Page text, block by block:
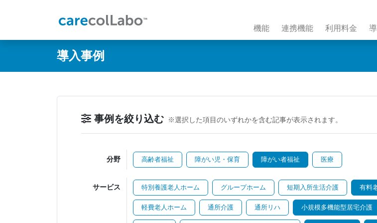
機能 連携機能 利用料金
導入事例
事例を絞り込む ※選択した項目のいずれかを含む記事が表示されます。
分野 高齢者福祉 障がい児・保育 障がい者福祉 医療
サービス 特別養護老人ホーム グループホーム 短期入所生活介護 有料
軽費老人ホーム 通所介護 通所リハ 小規模多機能型居宅介護